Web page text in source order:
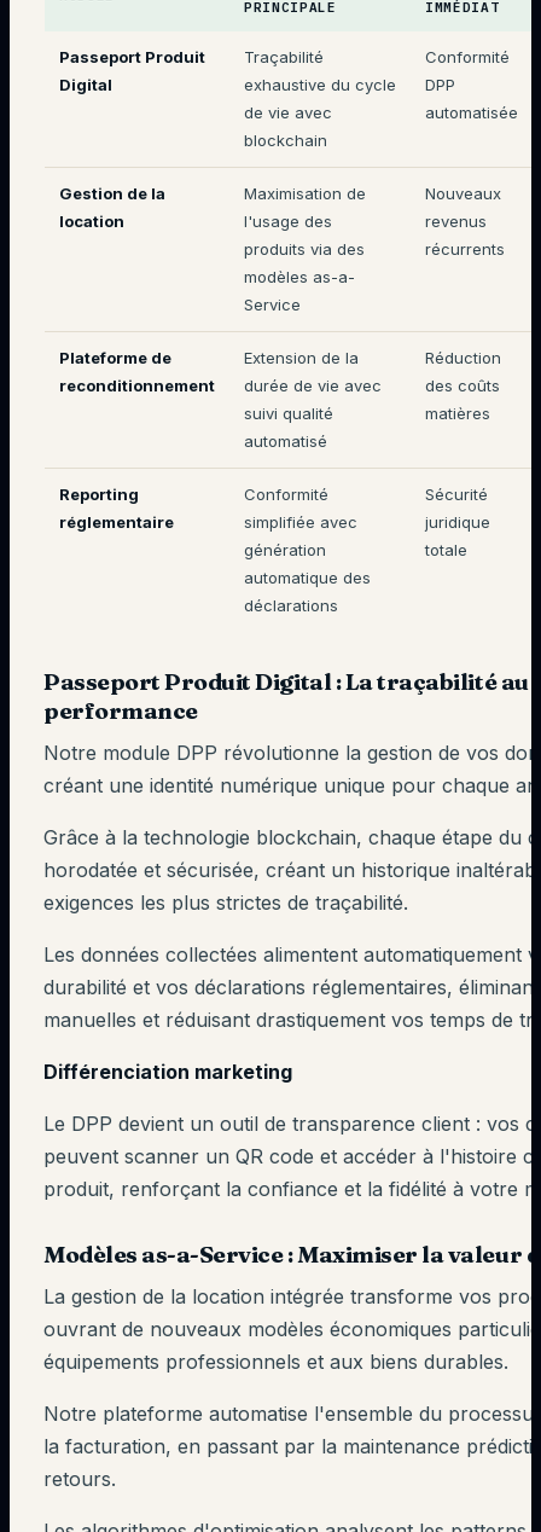
PRINCIPALE
IMMÉDIAT
Passeport Produit
Digital
Traçabilité
exhaustive du cycle
de vie avec
blockchain
Conformité
DPP
automatisée
Gestion de la
location
Maximisation de
l'usage des
produits via des
modèles as-a-
Service
Nouveaux
revenus
récurrents
Plateforme de
reconditionnement
Extension de la
durée de vie avec
suivi qualité
automatisé
Réduction
des coûts
matières
Reporting
réglementaire
Conformité
simplifiée avec
génération
automatique des
déclarations
Sécurité
juridique
totale
Passeport Produit Digital : La traçabilité au
performance
Notre module DPP révolutionne la gestion de vos
créant une identité numérique unique pour chaque
Grâce à la technologie blockchain, chaque étape du
horodatée et sécurisée, créant un historique
exigences les plus strictes de traçabilité.
Les données collectées alimentent automatiquement
durabilité et vos déclarations réglementaires,
manuelles et réduisant drastiquement vos temps de
Différenciation marketing
Le DPP devient un outil de transparence client : vos
peuvent scanner un QR code et accéder à l'histoire
produit, renforçant la confiance et la fidélité à votre
Modèles as-a-Service : Maximiser la valeur
La gestion de la location intégrée transforme vos
ouvrant de nouveaux modèles économiques
équipements professionnels et aux biens durables.
Notre plateforme automatise l'ensemble du
la facturation, en passant par la maintenance
retours.